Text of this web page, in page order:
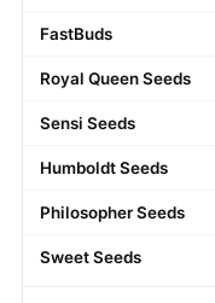
FastBuds
Royal Queen Seeds
Sensi Seeds
Humboldt Seeds
Philosopher Seeds
Sweet Seeds